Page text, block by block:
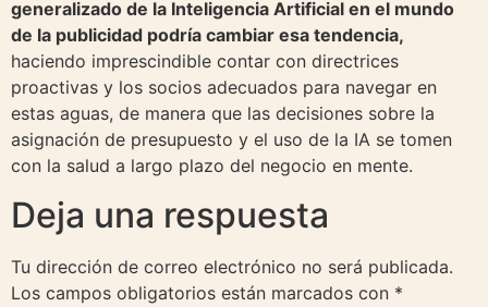
generalizado de la Inteligencia Artificial en el mundo
de la publicidad podría cambiar esa tendencia,
haciendo imprescindible contar con directrices
proactivas y los socios adecuados para navegar en
estas aguas, de manera que las decisiones sobre la
asignación de presupuesto y el uso de la IA se tomen
con la salud a largo plazo del negocio en mente.
Deja una respuesta
Tu dirección de correo electrónico no será publicada.
Los campos obligatorios están marcados con *